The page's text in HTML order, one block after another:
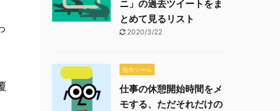
ニ」の過去ツイートをま
とめて見るリスト
2020/3/22
自作ツール
仕事の休憩開始時間をメ
モする、ただそれだけの